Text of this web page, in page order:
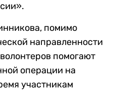
помимо
направленности
помогают
операции на
участникам